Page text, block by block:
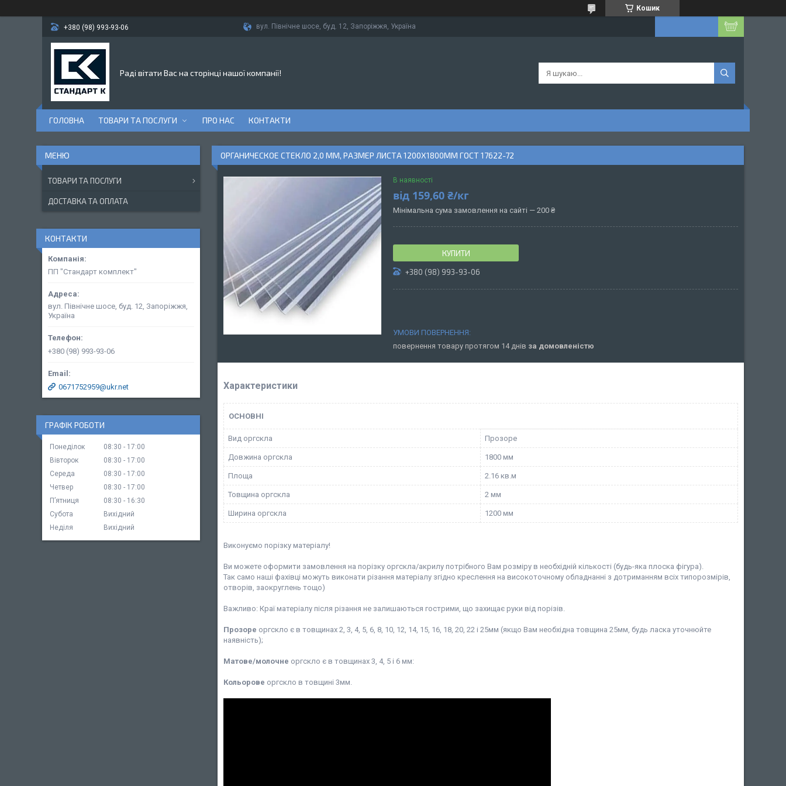
Кошик
+380 (98) 993-93-06 вул. Північне шосе, буд. 12, Запоріжжя, Україна
Раді вітати Вас на сторінці нашої компанії!
ГОЛОВНА ТОВАРИ ТА ПОСЛУГИ ПРО НАС КОНТАКТИ
ОРГАНИЧЕСКОЕ СТЕКЛО 2,0 ММ, РАЗМЕР ЛИСТА 1200Х1800ММ ГОСТ 17622-72
В наявності
від 159,60 ₴/кг
Мінімальна сума замовлення на сайті — 200 ₴
КУПИТИ
+380 (98) 993-93-06
повернення товару протягом 14 днів за домовленістю
Характеристики
ОСНОВНІ
Вид оргскла Прозоре
Довжина оргскла 1800 мм
Площа 2.16 кв.м
Товщина оргскла 2 мм
Ширина оргскла 1200 мм
Виконуємо порізку матеріалу!
Ви можете оформити замовлення на порізку оргскла/акрилу потрібного Вам розміру в необхідній кількості (будь-яка плоска фігура).
Так само наші фахівці можуть виконати різання матеріалу згідно креслення на високоточному обладнанні з дотриманням всіх типорозмірів,
отворів, заокруглень тощо)
Важливо: Краї матеріалу після різання не залишаються гострими, що захищає руки від порізів.
Прозоре оргскло є в товщинах 2, 3, 4, 5, 6, 8, 10, 12, 14, 15, 16, 18, 20, 22 і 25мм (якщо Вам необхідна товщина 25мм, будь ласка уточнюйте
наявність);
Матове/молочне оргскло є в товщинах 3, 4, 5 і 6 мм:
Кольорове оргскло в товщині 3мм.
ТОВАРИ ТА ПОСЛУГИ
ДОСТАВКА ТА ОПЛАТА
КОНТАКТИ
ПП "Стандарт комплект"
вул. Північне шосе, буд. 12, Запоріжжя,
Україна
+380 (98) 993-93-06
0671752959@ukr.net
ГРАФІК РОБОТИ
Понеділок 08:30
17:00
Вівторок
08:30
17:00
Середа
08:30
17:00
Четвер
08:30
17:00
Пʼятниця
08:30
16:30
Субота
Вихідний
Неділя
Вихідний